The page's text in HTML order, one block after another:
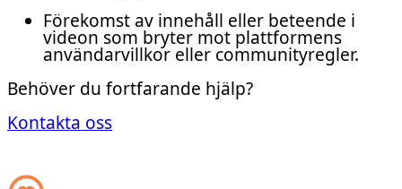
Förekomst av innehåll eller beteende i
videon som bryter mot plattformens
användarvillkor eller communityregler.
Behöver du fortfarande hjälp?
Kontakta oss